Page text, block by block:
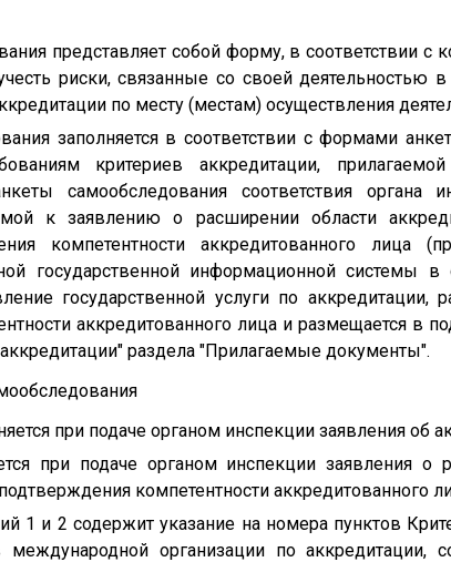
представляет собой форму, в соответствии с
риски, связанные со своей деятельностью
по месту (местам) осуществления
заполняется в соответствии с формами
критериев аккредитации,
самообследования соответствия органа
к заявлению о расширении области
компетентности аккредитованного лица
государственной информационной системы в
государственной услуги по аккредитации,
аккредитованного лица и размещается в
раздела "Прилагаемые документы".
при подаче органом инспекции заявления об
при подаче органом инспекции заявления о
компетентности аккредитованного
1 и 2 содержит указание на номера пунктов
международной организации по аккредитации,